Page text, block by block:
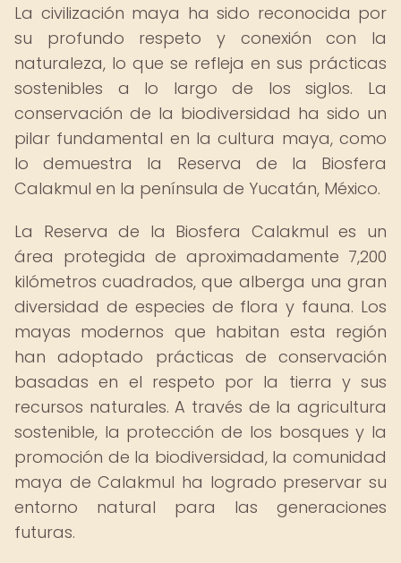
La civilización maya ha sido reconocida por
su profundo respeto y conexión con la
naturaleza, lo que se refleja en sus prácticas
sostenibles a lo largo de los siglos. La
conservación de la biodiversidad ha sido un
pilar fundamental en la cultura maya, como
lo demuestra la Reserva de la Biosfera
Calakmul en la península de Yucatán, México.
La Reserva de la Biosfera Calakmul es un
área protegida de aproximadamente 7,200
kilómetros cuadrados, que alberga una gran
diversidad de especies de flora y fauna. Los
mayas modernos que habitan esta región
han adoptado prácticas de conservación
basadas en el respeto por la tierra y sus
recursos naturales. A través de la agricultura
sostenible, la protección de los bosques y la
promoción de la biodiversidad, la comunidad
maya de Calakmul ha logrado preservar su
entorno natural para las generaciones
futuras.